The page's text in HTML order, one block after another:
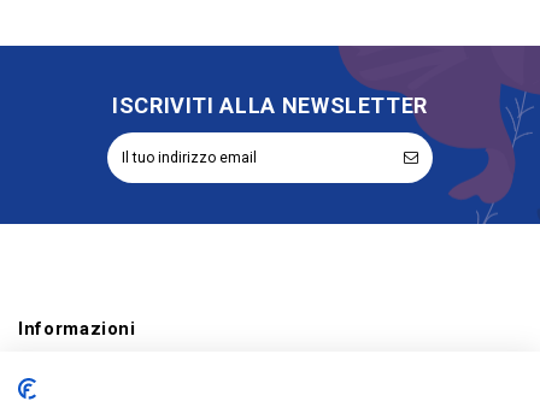
Riordinabile No
ISCRIVITI ALLA NEWSLETTER
Informazioni
Account